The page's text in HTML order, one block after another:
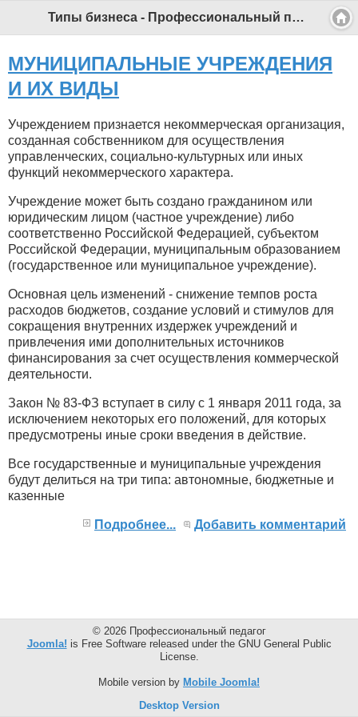
Типы бизнеса - Профессиональный педагог
МУНИЦИПАЛЬНЫЕ УЧРЕЖДЕНИЯ
И ИХ ВИДЫ
Учреждением признается некоммерческая организация,
созданная собственником для осуществления
управленческих, социально-культурных или иных
функций некоммерческого характера.
Учреждение может быть создано гражданином или
юридическим лицом (частное учреждение) либо
соответственно Российской Федерацией, субъектом
Российской Федерации, муниципальным образованием
(государственное или муниципальное учреждение).
Основная цель изменений - снижение темпов роста
расходов бюджетов, создание условий и стимулов для
сокращения внутренних издержек учреждений и
привлечения ими дополнительных источников
финансирования за счет осуществления коммерческой
деятельности.
Закон № 83-ФЗ вступает в силу с 1 января 2011 года, за
исключением некоторых его положений, для которых
предусмотрены иные сроки введения в действие.
Все государственные и муниципальные учреждения
будут делиться на три типа: автономные, бюджетные и
казенные
Подробнее... Добавить комментарий
© 2026 Профессиональный педагог
Joomla! is Free Software released under the GNU General Public
License.
Mobile version by Mobile Joomla!
Desktop Version